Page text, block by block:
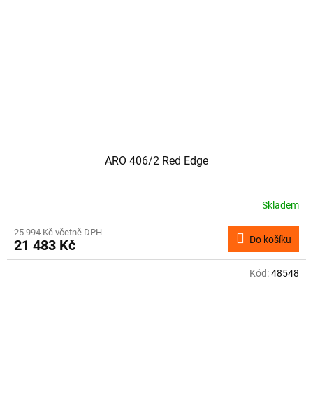
ARO 406/2 Red Edge
Skladem
25 994 Kč včetně DPH
21 483 Kč Do košíku
Kód:48548